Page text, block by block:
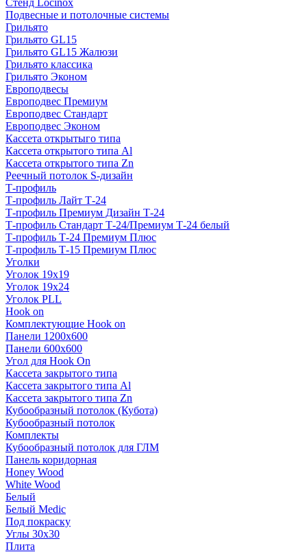
Стенд Locinox
Подвесные и потолочные системы
Грильято
Грильято GL15
Грильято GL15 Жалюзи
Грильято классика
Грильято Эконом
Европодвесы
Европодвес Премиум
Европодвес Стандарт
Европодвес Эконом
Кассета открытыго типа
Кассета открытого типа Al
Кассета открытого типа Zn
Реечный потолок S-дизайн
Т-профиль
Т-профиль Лайт Т-24
Т-профиль Премиум Дизайн Т-24
Т-профиль Стандарт Т-24/Премиум Т-24 белый
Т-профиль Т-24 Премиум Плюс
Т-профиль Т-15 Премиум Плюс
Уголки
Уголок 19х19
Уголок 19х24
Уголок PLL
Hook on
Комплектующие Hook on
Панели 1200х600
Панели 600х600
Угол для Hook On
Кассета закрытого типа
Кассета закрытого типа Al
Кассета закрытого типа Zn
Кубообразный потолок (Кубота)
Кубообразный потолок
Комплекты
Кубообразный потолок для ГЛМ
Панель коридорная
Honey Wood
White Wood
Белый
Белый Medic
Под покраску
Углы 30х30
Плита